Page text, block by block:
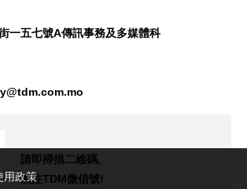
一五七號A傳訊事務及多媒體科
請即掃描二維碼,
關注TDM微信號!
用政策